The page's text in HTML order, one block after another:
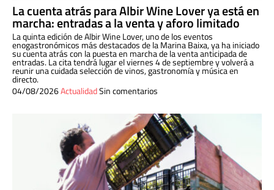
La cuenta atrás para Albir Wine Lover ya está en
marcha: entradas a la venta y aforo limitado
La quinta edición de Albir Wine Lover, uno de los eventos
enogastronómicos más destacados de la Marina Baixa, ya ha iniciado
su cuenta atrás con la puesta en marcha de la venta anticipada de
entradas. La cita tendrá lugar el viernes 4 de septiembre y volverá a
reunir una cuidada selección de vinos, gastronomía y música en
directo.
04/08/2026ActualidadSin comentarios